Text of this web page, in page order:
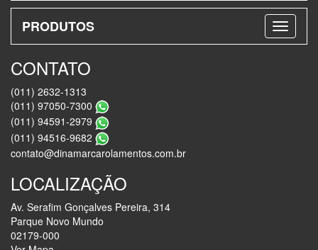
PRODUTOS
CONTATO
(011) 2632-1313
(011) 97050-7300
(011) 94591-2979
(011) 94516-9682
contato@dinamarcarolamentos.com.br
LOCALIZAÇÃO
Av. Serafim Gonçalves Pereira, 314
Parque Novo Mundo
02179-000